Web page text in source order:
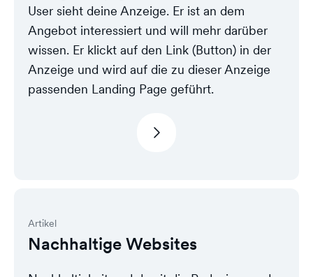
User sieht deine Anzeige. Er ist an dem
Angebot interessiert und will mehr darüber
wissen. Er klickt auf den Link (Button) in der
Anzeige und wird auf die zu dieser Anzeige
passenden Landing Page geführt.
Artikel
Nachhaltige Websites